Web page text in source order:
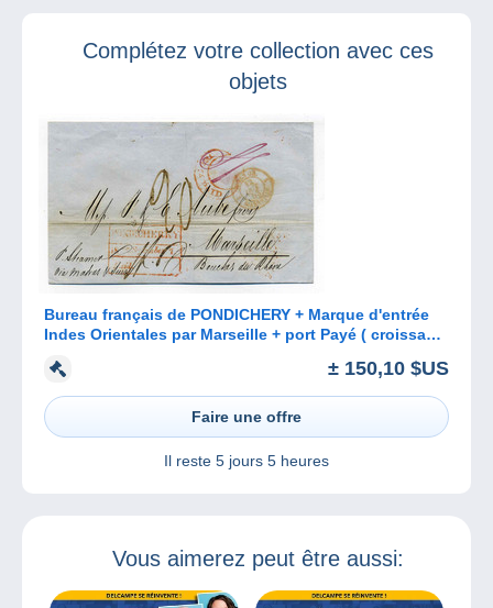
de France
Complétez votre collection avec ces
objets
Bureau français de PONDICHERY + Marque d'entrée
Indes Orientales par Marseille + port Payé ( croissant
± 150,10 $US
Faire une offre
Il reste 5 jours 5 heures
Vous aimerez peut être aussi: